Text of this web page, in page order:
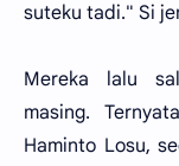
suteku tadi." Si
Mereka lalu
masing.
Haminto Losu,